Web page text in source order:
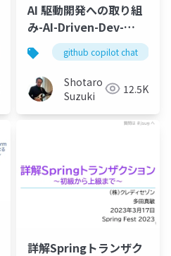
csharp .net
AI 駆動開発への取り組
み-AI-Driven-Dev-
20240202github copilot chat
Shotaro
Suzuki
12.5K
詳解Springトランザク